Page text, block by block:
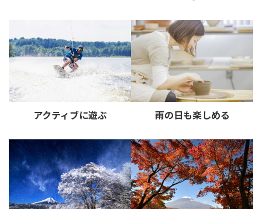
アクティブに遊ぶ 雨の日も楽しめる